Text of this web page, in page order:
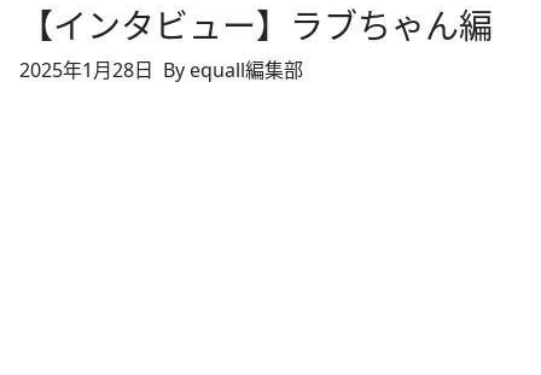
【インタビュー】ラブちゃん編
2025年1月28日 By equall編集部